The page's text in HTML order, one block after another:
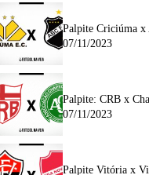
Palpite Criciúma
07/11/2023
Palpite: CRB x
07/11/2023
Palpite Vitória x